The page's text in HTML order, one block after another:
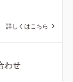
詳しくはこちら
わせ